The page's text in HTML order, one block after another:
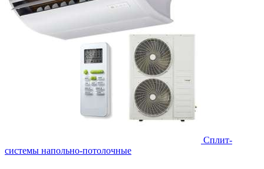
Сплит-
системы напольно-потолочные